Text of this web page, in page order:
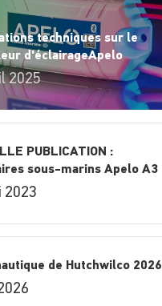
techniques sur le
d'éclairageApelo
2025
PUBLICATION :
sous-marins Apelo A3
2023
de Hutchwilco 2026